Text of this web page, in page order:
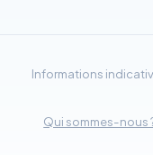
Informations
Qui sommes-nous